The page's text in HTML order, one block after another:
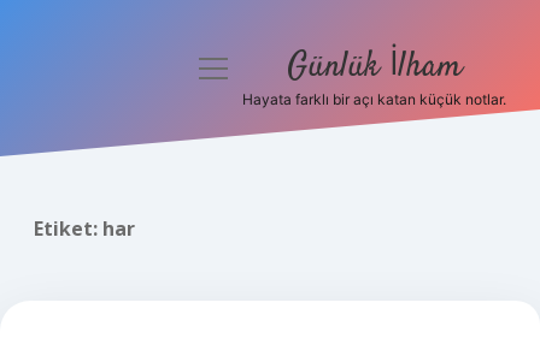
menüyü
Günlük İlham
Hayata farklı bir açı katan küçük notlar.
Etiket: har